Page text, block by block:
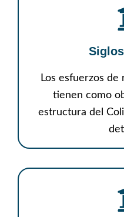
Los esfuerzos
tienen como
estructura del